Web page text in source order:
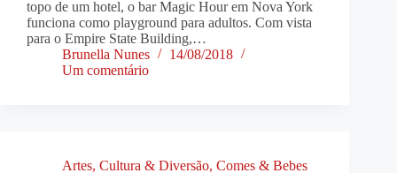
topo de um hotel, o bar Magic Hour em Nova York
funciona como playground para adultos. Com vista
para o Empire State Building,…
Brunella Nunes
14/08/2018
Um comentário
Artes, Cultura & Diversão, Comes & Bebes